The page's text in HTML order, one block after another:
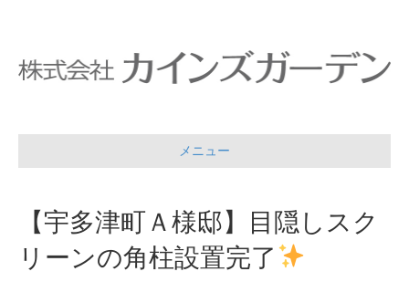
メニュー
【宇多津町Ａ様邸】目隠しスク
リーンの角柱設置完了